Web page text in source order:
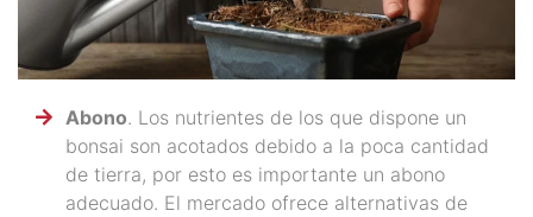
Abono. Los nutrientes de los que dispone un
bonsai son acotados debido a la poca cantidad
de tierra, por esto es importante un abono
adecuado. El mercado ofrece alternativas de